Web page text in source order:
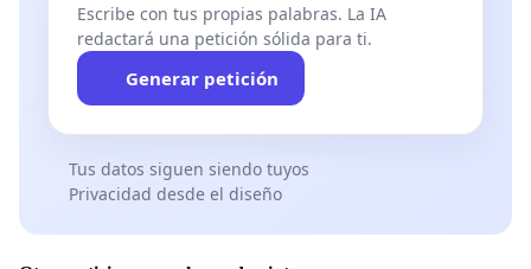
Escribe con tus propias palabras. La IA
redactará una petición sólida para ti.
Generar petición
Tus datos siguen siendo tuyos
Privacidad desde el diseño